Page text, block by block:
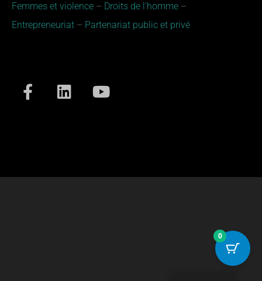
Femmes et violence ​​ – Droits de l’homme ​ –
Entrepreneuriat – Partenariat public et privé​
0